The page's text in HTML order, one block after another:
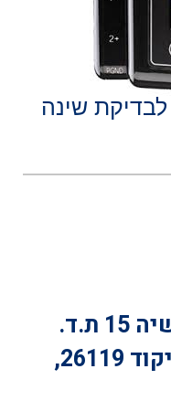
NOX T3 מערכת PG לבדיקת שינה
חלוצי התעשיה 15 ת.ד.
10573, מפרץ חיפה, מיקוד 26119,